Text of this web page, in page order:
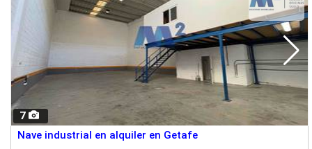
7
Nave industrial en alquiler en Getafe